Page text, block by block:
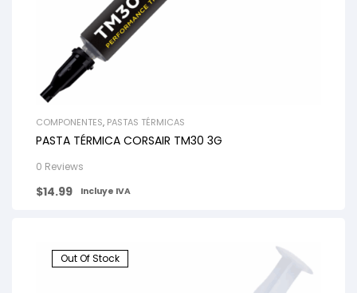
COMPONENTES, PASTAS TÉRMICAS
PASTA TÉRMICA CORSAIR TM30 3G
0 Reviews
$14.99 Incluye IVA
Out Of Stock